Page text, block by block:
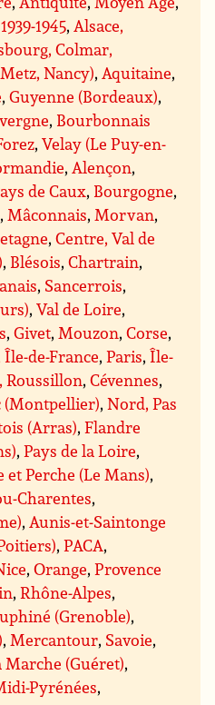
1939-1945, Alsace,
Colmar,
Nancy), Aquitaine,
,Guyenne (Bordeaux),
, Bourbonnais
,Velay (Le Puy-en-
, Alençon,
de Caux, Bourgogne,
, Mâconnais, Morvan,
,Centre, Val de
, Blésois,Chartrain,
, Sancerrois,
,Val de Loire,
,Givet, Mouzon,Corse,
Île-de-France,Paris,Île-
Roussillon,Cévennes,
(Montpellier),Nord, Pas
(Arras),Flandre
,Pays de la Loire,
et Perche (Le Mans),
Charentes,
, Aunis-et-Saintonge
,PACA,
,Orange,Provence
,Rhône-Alpes,
(Grenoble),
, Mercantour, Savoie,
Marche (Guéret),
Pyrénées,